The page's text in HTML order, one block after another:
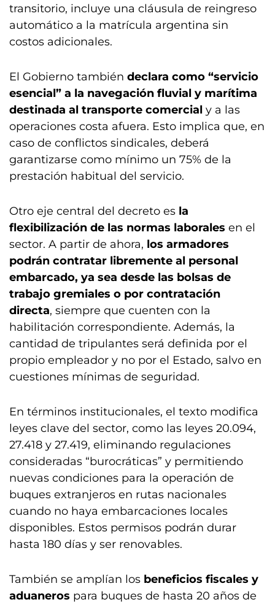
transitorio, incluye una cláusula de reingreso
automático a la matrícula argentina sin
costos adicionales.
El Gobierno también declara como “servicio
esencial” a la navegación fluvial y marítima
destinada al transporte comercial y a las
operaciones costa afuera. Esto implica que, en
caso de conflictos sindicales, deberá
garantizarse como mínimo un 75% de la
prestación habitual del servicio.
Otro eje central del decreto es la
flexibilización de las normas laborales en el
sector. A partir de ahora, los armadores
podrán contratar libremente al personal
embarcado, ya sea desde las bolsas de
trabajo gremiales o por contratación
directa, siempre que cuenten con la
habilitación correspondiente. Además, la
cantidad de tripulantes será definida por el
propio empleador y no por el Estado, salvo en
cuestiones mínimas de seguridad.
En términos institucionales, el texto modifica
leyes clave del sector, como las leyes 20.094,
27.418 y 27.419, eliminando regulaciones
consideradas “burocráticas” y permitiendo
nuevas condiciones para la operación de
buques extranjeros en rutas nacionales
cuando no haya embarcaciones locales
disponibles. Estos permisos podrán durar
hasta 180 días y ser renovables.
También se amplían los beneficios fiscales y
aduaneros para buques de hasta 20 años de